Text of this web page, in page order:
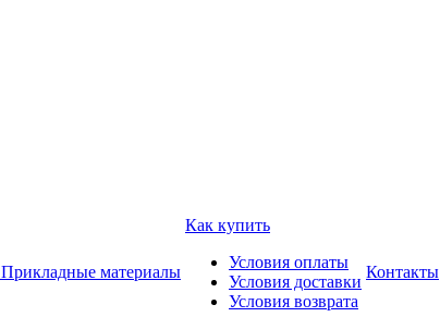
Прикладные материалы
Как купить
Условия оплаты
Условия доставки
Условия возврата
Контакты